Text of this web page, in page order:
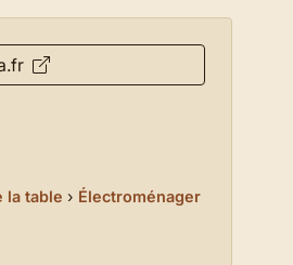
la table › Électroménager